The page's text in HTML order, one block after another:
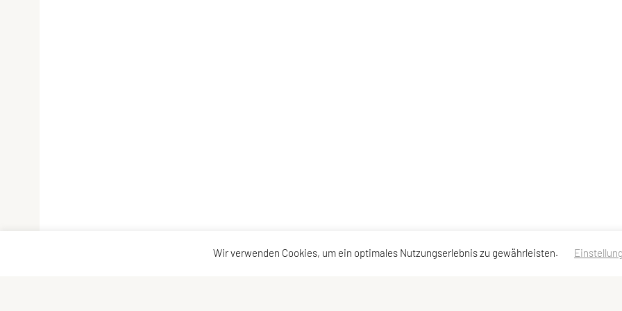
Wir verwenden Cookies, um ein optimales Nutzungserlebnis zu gewährleisten.